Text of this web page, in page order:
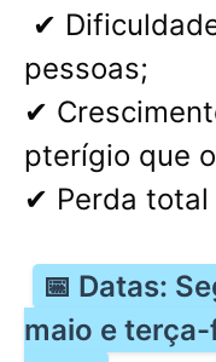
✔
pessoas;
✔
pterígio que
✔ Perda total
📅 Datas:
maio e